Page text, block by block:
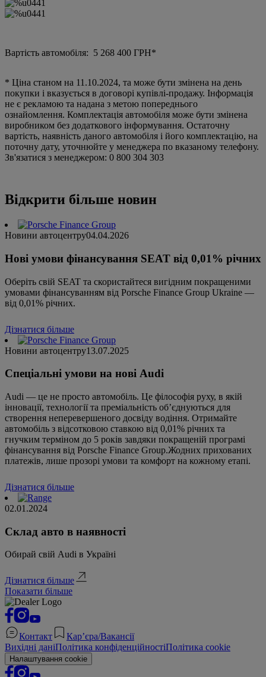
Вартість автомобіля: 5 268 400 ГРН*
* Ціна станом на 11.10.2024, та може бути змінена на день
покупки і вказується в договорі купівлі-продажу. Інформація
не є рекламою та надана з метою попереднього
ознайомлення. Комплектація автомобіля може бути змінена
виробником без додаткового інформування. Остаточну
вартість, наявність даного автомобіля і його комплектацію, на
поточну дату, уточнюйте у менеджера по вказаному телефону.
Зв'язатися з менеджером: 0 800 304 303
Відкрити більше новин
Новини автоцентру04.04.2026
Нові умови фінансування SEAT від 0,01% річних
Оберіть свій SEAT та скористайтеся вигідним покращеними
умовами фінансуванням від Porsche Finance Group Ukraine —
від 0,01% річних.
Дізнатися більше
Новини автоцентру13.07.2025
Спеціальні умови на нові Audi
Audi — це не просто автомобіль. Це філософія руху, в якій
інновації, технології та преміальність об’єднуються для
створення неперевершеного досвіду водіння. Отримайте
автомобіль з відсотковою ставкою від 0,01% річних та
гнучким терміном до 5 років завдяки покращеній програмі
фінансування від Porsche Finance Group.Жодних прихованих
платежів, лише прозорі умови та комфорт на кожному етапі.
Дізнатися більше
02.01.2024
Склад авто в наявності
Обирай свій Audi в Україні
Дізнатися більше
Показати більше
Контакт
Кар’єра/Вакансії
Вихідні даніПолітика конфіденційностіПолітика cookie
Налаштування cookie